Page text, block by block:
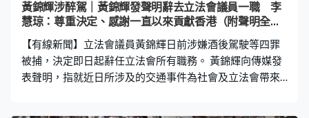
黃錦輝涉醉駕｜黃錦輝發聲明辭去立法會議員一職 李
慧琼：尊重決定、感謝一直以來貢獻香港（附聲明全
文）
【有線新聞】立法會議員黃錦輝日前涉嫌酒後駕駛等四罪
被捕，決定即日起辭任立法會所有職務。 黃錦輝向傳媒發
表聲明，指就近日所涉及的交通事件為社會及立法會帶來